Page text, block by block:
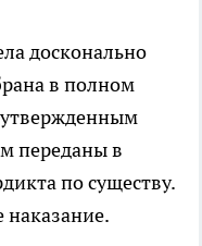
досконально
в полном
переданы в
по существу.
наказание.